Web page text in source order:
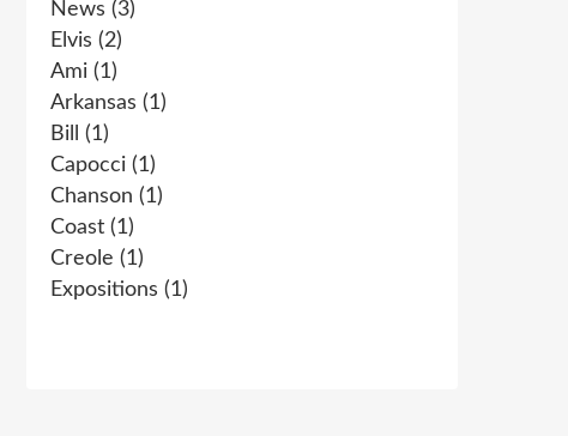
News (3)
Elvis (2)
Ami (1)
Arkansas (1)
Bill
(1)
Capocci (1)
Chanson (1)
Coast (1)
Creole (1)
Expositions (1)